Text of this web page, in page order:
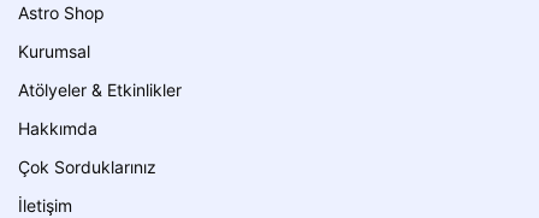
Astro Shop
Kurumsal
Atölyeler & Etkinlikler
Hakkımda
Çok Sorduklarınız
İletişim